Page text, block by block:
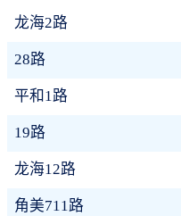
龙海2路
28路
平和1路
19路
龙海12路
角美711路